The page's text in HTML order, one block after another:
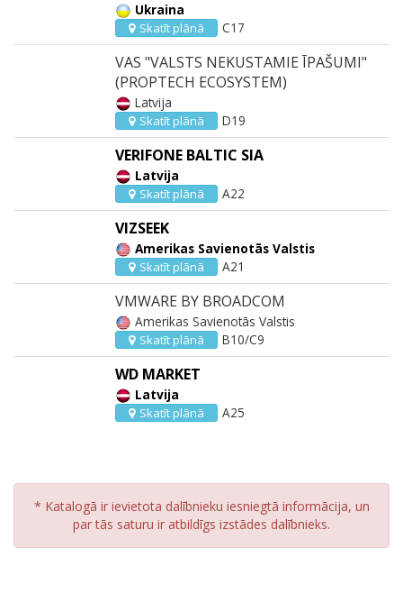
Ukraina
Skatīt plānā C17
VAS "VALSTS NEKUSTAMIE ĪPAŠUMI"
(PROPTECH ECOSYSTEM)
Latvija
Skatīt plānā D19
VERIFONE BALTIC SIA
Latvija
Skatīt plānā A22
VIZSEEK
Amerikas Savienotās Valstis
Skatīt plānā A21
VMWARE BY BROADCOM
Amerikas Savienotās Valstis
Skatīt plānā B10/C9
WD MARKET
Latvija
Skatīt plānā A25
* Katalogā ir ievietota dalībnieku iesniegtā informācija, un
par tās saturu ir atbildīgs izstādes dalībnieks.